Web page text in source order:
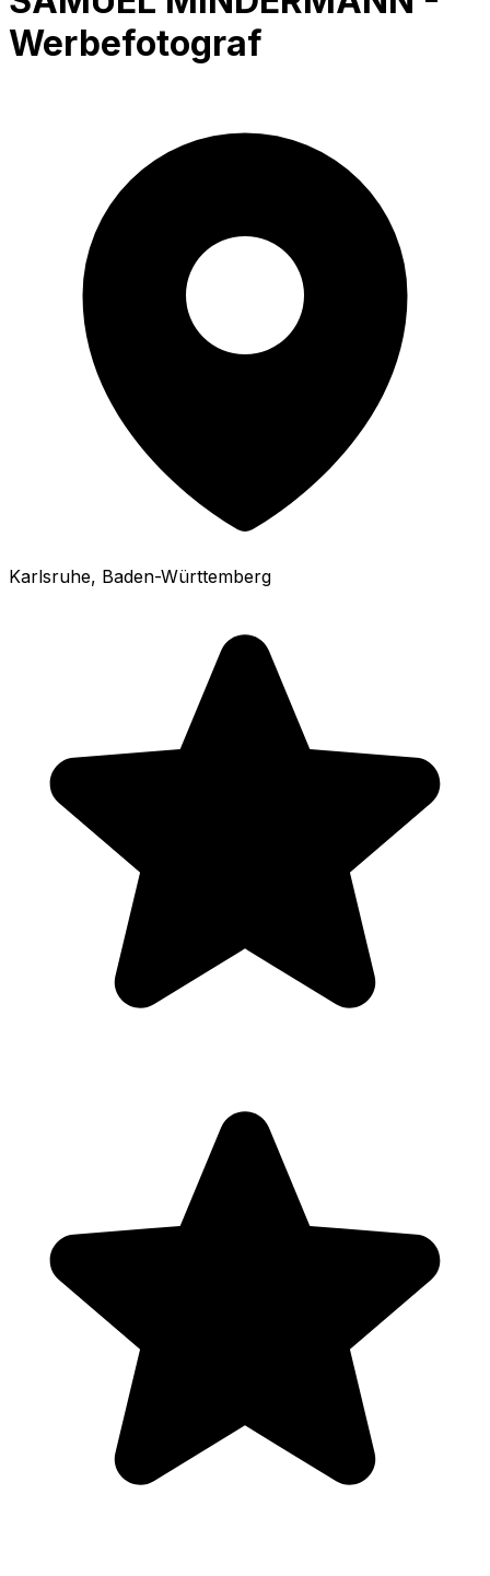
Werbefotograf
Karlsruhe, Baden-Württemberg